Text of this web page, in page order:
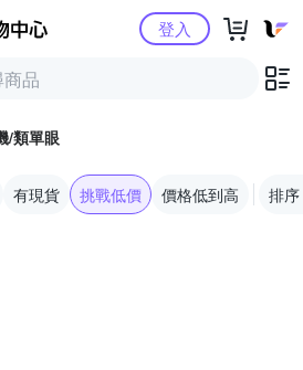
Yahoo購物中心登入
/類單眼
有現貨 挑戰低價 價格低到高 排序